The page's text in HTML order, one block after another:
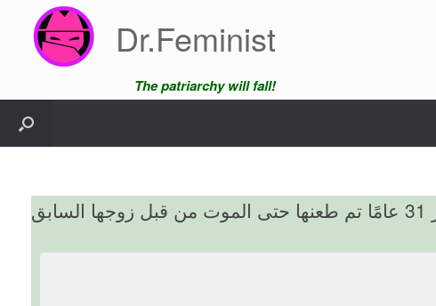
content
Dr.Feminist
The patriarchy will fall!